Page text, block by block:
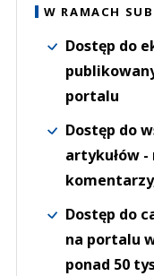
W RAMACH
Dostęp do
portalu
Dostęp do
artykułów
Dostęp do
na portalu
ponad 50